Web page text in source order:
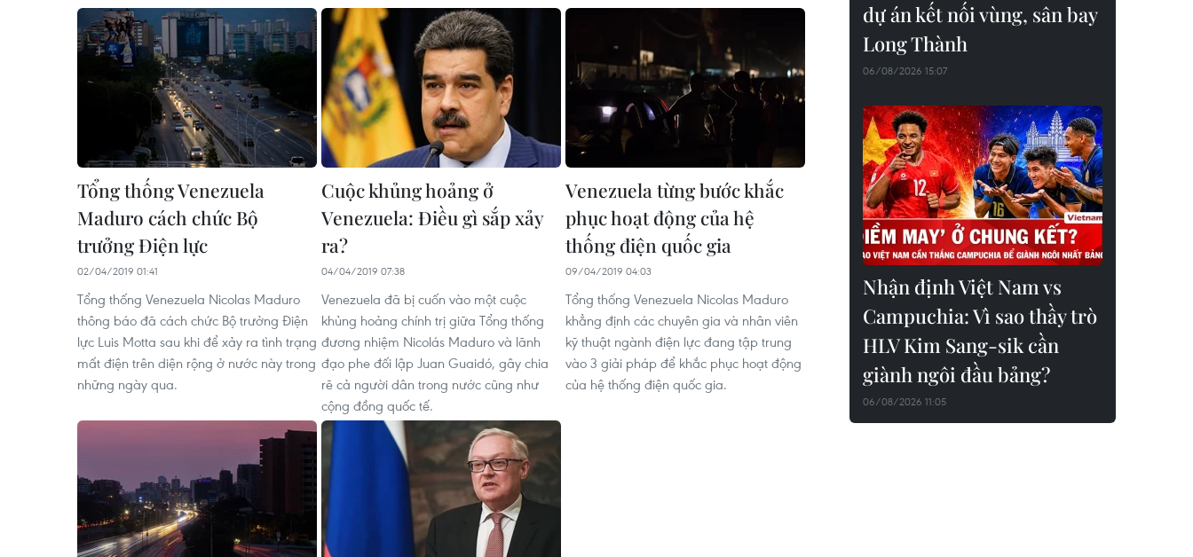
Tổng thống Venezuela
Maduro cách chức Bộ
trưởng Điện lực
02/04/2019 01:41
Tổng thống Venezuela Nicolas Maduro
thông báo đã cách chức Bộ trưởng Điện
lực Luis Motta sau khi để xảy ra tình trạng
mất điện trên diện rộng ở nước này trong
những ngày qua.
Cuộc khủng hoảng ở
Venezuela: Điều gì sắp xảy
ra?
04/04/2019 07:38
Venezuela đã bị cuốn vào một cuộc
khủng hoảng chính trị giữa Tổng thống
đương nhiệm Nicolás Maduro và lãnh
đạo phe đối lập Juan Guaidó, gây chia
rẽ cả người dân trong nước cũng như
cộng đồng quốc tế.
Venezuela từng bước khắc
phục hoạt động của hệ
thống điện quốc gia
09/04/2019 04:03
Tổng thống Venezuela Nicolas Maduro
khẳng định các chuyên gia và nhân viên
kỹ thuật ngành điện lực đang tập trung
vào 3 giải pháp để khắc phục hoạt động
của hệ thống điện quốc gia.
dự án kết nối vùng, sân bay
Long Thành
06/08/2026 15:07
Nhận định Việt Nam vs
Campuchia: Vì sao thầy trò
HLV Kim Sang-sik cần
giành ngôi đầu bảng?
06/08/2026 11:05